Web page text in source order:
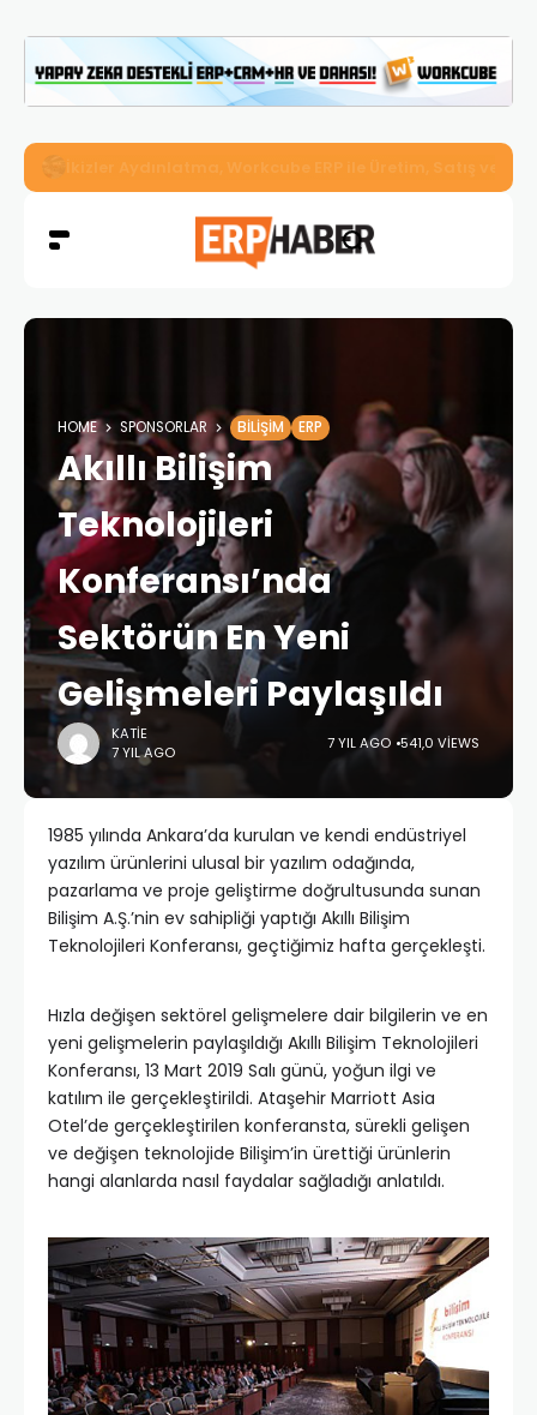
İkizler Aydınlatma, Workcube ERP ile Üretim, Satış ve
HOME SPONSORLAR BILIŞIM ERP
Akıllı Bilişim
Teknolojileri
Konferansı’nda
Sektörün En Yeni
Gelişmeleri Paylaşıldı
KATIE
7 YIL AGO
7 YIL AGO 541,0 VIEWS
1985 yılında Ankara’da kurulan ve kendi endüstriyel
yazılım ürünlerini ulusal bir yazılım odağında,
pazarlama ve proje geliştirme doğrultusunda sunan
Bilişim A.Ş.’nin ev sahipliği yaptığı Akıllı Bilişim
Teknolojileri Konferansı, geçtiğimiz hafta gerçekleşti.
Hızla değişen sektörel gelişmelere dair bilgilerin ve en
yeni gelişmelerin paylaşıldığı Akıllı Bilişim Teknolojileri
Konferansı, 13 Mart 2019 Salı günü, yoğun ilgi ve
katılım ile gerçekleştirildi. Ataşehir Marriott Asia
Otel’de gerçekleştirilen konferansta, sürekli gelişen
ve değişen teknolojide Bilişim’in ürettiği ürünlerin
hangi alanlarda nasıl faydalar sağladığı anlatıldı.